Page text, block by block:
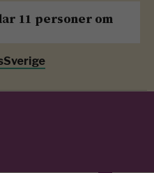
11 personer om